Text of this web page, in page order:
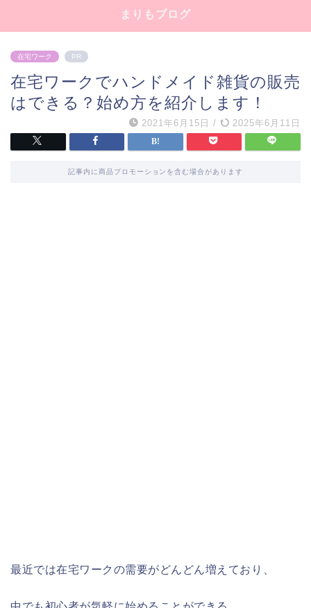
まりもブログ
在宅ワーク PR
在宅ワークでハンドメイド雑貨の販売
はできる？始め方を紹介します！
2021年6月15日 / 2025年6月11日
記事内に商品プロモーションを含む場合があります
最近では在宅ワークの需要がどんどん増えており、